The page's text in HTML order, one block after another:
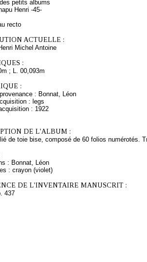
petits albums
Henri -45-
recto
ACTUELLE :
Michel Antoine
:
; L. 00,093m
:
: Bonnat, Léon
: legs
: 1922
DE L'ALBUM :
de toie bise, composé de 60 folios numérotés.
: Bonnat, Léon
: crayon (violet)
DE L'INVENTAIRE MANUSCRIT :
437